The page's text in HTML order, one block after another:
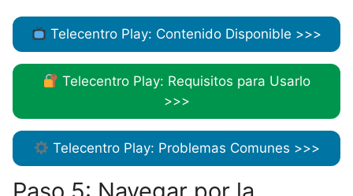
Telecentro Play: Contenido Disponible >>>
Telecentro Play: Requisitos para Usarlo
>>>
Telecentro Play: Problemas Comunes >>>